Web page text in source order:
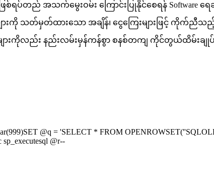
ဖြစ်ရပ်တည် အသက်မွေးဝမ်း ကြောင်းပြုနိုင်စေရန်
ားကို သတ်မှတ်ထားသော အချိန်၊ ငွေကြေးများဖြင့် ကိုက်ညီသ
လည်း နည်းလမ်းမှန်ကန်စွာ စနစ်တကျ ကိုင်တွယ်ထိမ်းချုပ်တတ်စေ
@q = 'SELECT * FROM
@r--